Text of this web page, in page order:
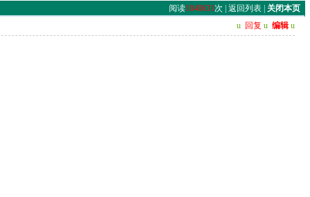
阅读1840631次 | 返回列表| 关闭本页
u 回复 u 编辑 u